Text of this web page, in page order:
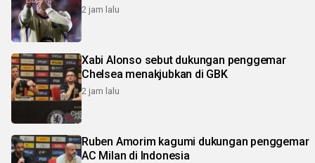
2 jam lalu
Xabi Alonso sebut dukungan penggemar
Chelsea menakjubkan di GBK
2 jam lalu
Ruben Amorim kagumi dukungan penggemar
AC Milan di Indonesia